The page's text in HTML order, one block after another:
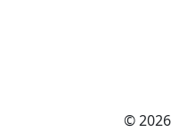
© 2026